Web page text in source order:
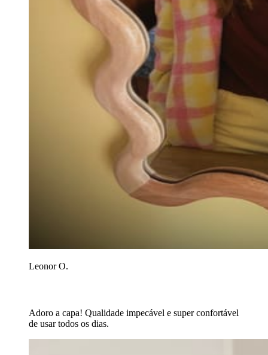
Leonor O.
Adoro a capa! Qualidade impecável e super confortável
de usar todos os dias.